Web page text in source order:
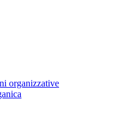
organizzative